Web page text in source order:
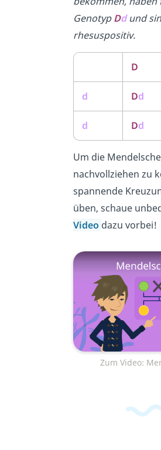
GenotypDdund
rhesuspositiv.
D
d Dd
d Dd
Um die
nachvollziehen zu
spannende
üben, schaue
Video dazu vorbei!
Zum Video: